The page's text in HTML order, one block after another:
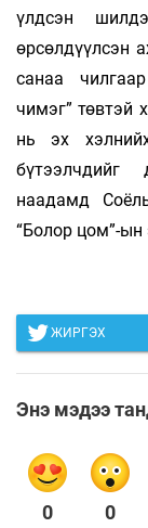
үлдсэн
өрсөлдүүлсэн
санаа­
чимэг” төвтэй
нь эх
наадамд
“Болор цом”-ын
ЖИРГЭХ
Энэ мэдээ
0 0